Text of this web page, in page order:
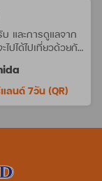
และการดูแลจาก
ปได้ไปเที่ยวด้วยกัน
ลนด์ 7วัน (QR)